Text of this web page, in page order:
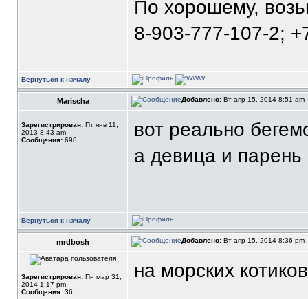
По хорошему,
8-903-777-107-2;
Вернуться к началу
Marischa Добавлено: Вт апр 15, 2014 8:51 am
Зарегистрирован: Пт янв 11,
2013 8:43 am
Сообщения: 698
вот реально
а девица и
Вернуться к началу
mrdbosh Добавлено: Вт апр 15, 2014 8:36 pm
Зарегистрирован: Пн мар 31,
2014 1:17 pm
Сообщения: 36
на морских